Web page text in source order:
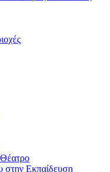
Εκπαίδευση